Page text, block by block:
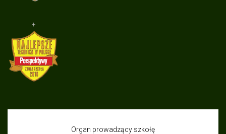
+
Organ prowadzący szkołę